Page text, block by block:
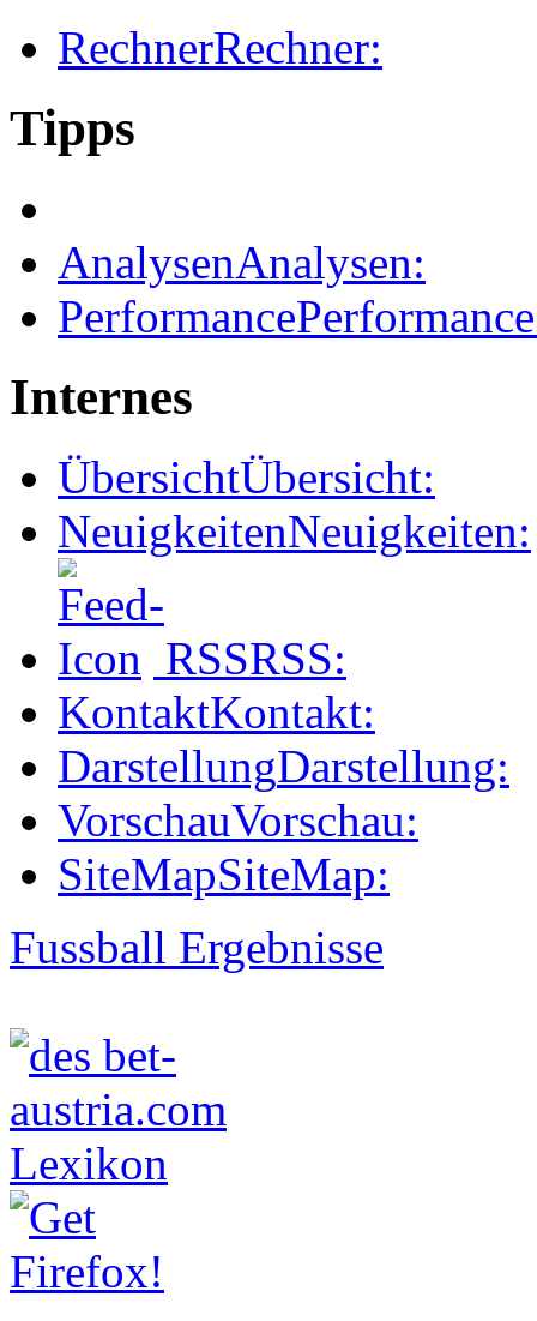
RechnerRechner:
Tipps
AnalysenAnalysen:
Performance
Internes
ÜbersichtÜbersicht:
NeuigkeitenNeuigkeiten:
RSSRSS:
KontaktKontakt:
DarstellungDarstellung:
VorschauVorschau:
SiteMapSiteMap:
Fussball Ergebnisse